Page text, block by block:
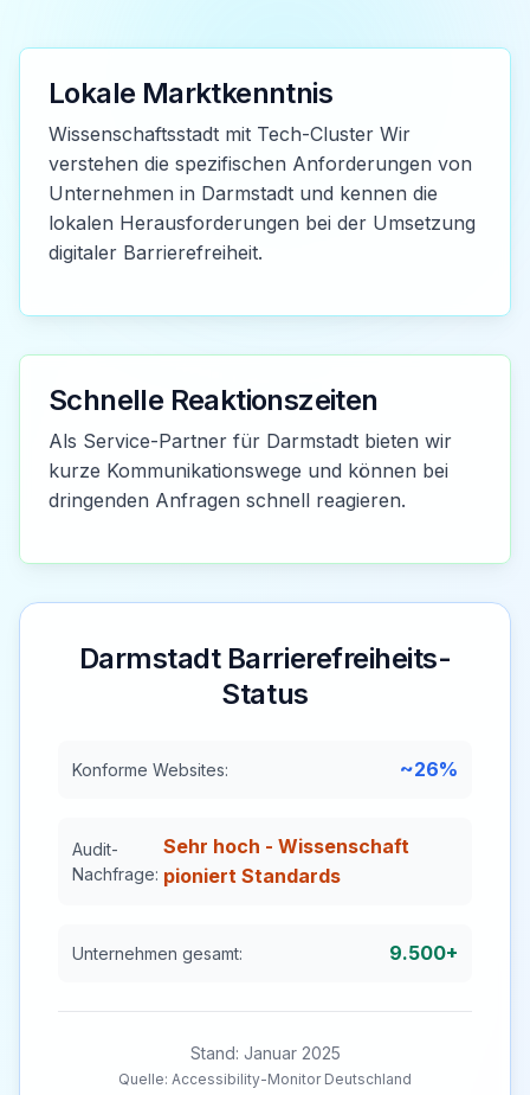
Lokale Marktkenntnis
Wissenschaftsstadt mit Tech-Cluster Wir
verstehen die spezifischen Anforderungen von
Unternehmen in Darmstadt und kennen die
lokalen Herausforderungen bei der Umsetzung
digitaler Barrierefreiheit.
Schnelle Reaktionszeiten
Als Service-Partner für Darmstadt bieten wir
kurze Kommunikationswege und können bei
dringenden Anfragen schnell reagieren.
DarmstadtBarrierefreiheits-
Status
Konforme Websites: ~26%
Audit-
Nachfrage:
Sehr hoch - Wissenschaft
pioniert Standards
Unternehmen gesamt: 9.500+
Stand: Januar 2025
Quelle: Accessibility-Monitor Deutschland